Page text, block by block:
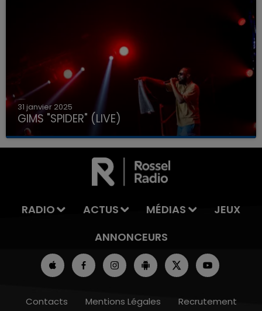
31 janvier 2025
GIMS "SPIDER" (LIVE)
RADIO ACTUS MÉDIAS
JEUX
ANNONCEURS
Contacts Mentions Légales Recrutement